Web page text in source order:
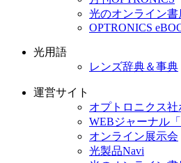
光のオンライン書
OPTRONICS
光用語
レンズ辞典＆事典
運営サイト
オプトロニクス
WEBジャーナル
オンライン展示会
光製品Navi